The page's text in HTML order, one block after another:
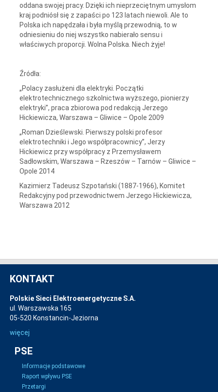
oddana swojej pracy. Dzięki ich nieprzeciętnym umysłom
kraj podniósł się z zapaści po 123 latach niewoli. Ale to
Polska ich napędzała i była myślą przewodnią, to w
odniesieniu do niej wszystko nabierało sensu i
właściwych proporcji. Wolna Polska. Niech żyje!
Źródła:
„Polacy zasłużeni dla elektryki. Początki
elektrotechnicznego szkolnictwa wyższego, pionierzy
elektryki”, praca zbiorowa pod redakcją Jerzego
Hickiewicza, Warszawa – Gliwice – Opole 2009
„Roman Dzieślewski. Pierwszy polski profesor
elektrotechniki i Jego współpracownicy”, Jerzy
Hickiewicz przy współpracy z Przemysławem
Sadłowskim, Warszawa – Rzeszów – Tarnów – Gliwice –
Opole 2014
Kazimierz Tadeusz Szpotański (1887-1966), Komitet
Redakcyjny pod przewodnictwem Jerzego Hickiewicza,
Warszawa 2012
KONTAKT
Polskie Sieci Elektroenergetyczne S.A.
ul. Warszawska 165
05-520 Konstancin-Jeziorna
więcej
PSE
Informacje podstawowe
Raport wpływu PSE
Przetargi